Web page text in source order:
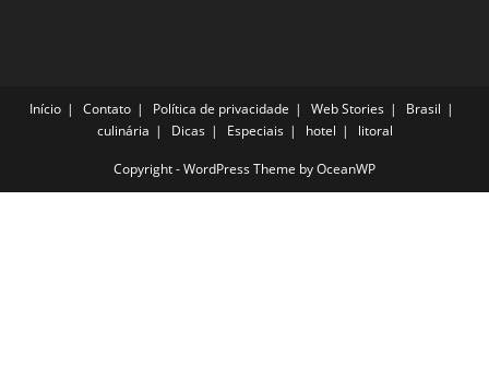
Início Contato Política de privacidade Web Stories
Brasil
culinária
Dicas Especiais hotel litoral
Copyright - WordPress Theme by OceanWP